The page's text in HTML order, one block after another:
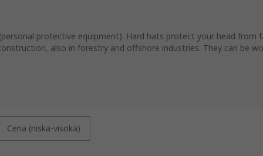
protective equipment). Hard hats protect your head
also in forestry and offshore industries. They can be
Cena (niska-visoka)